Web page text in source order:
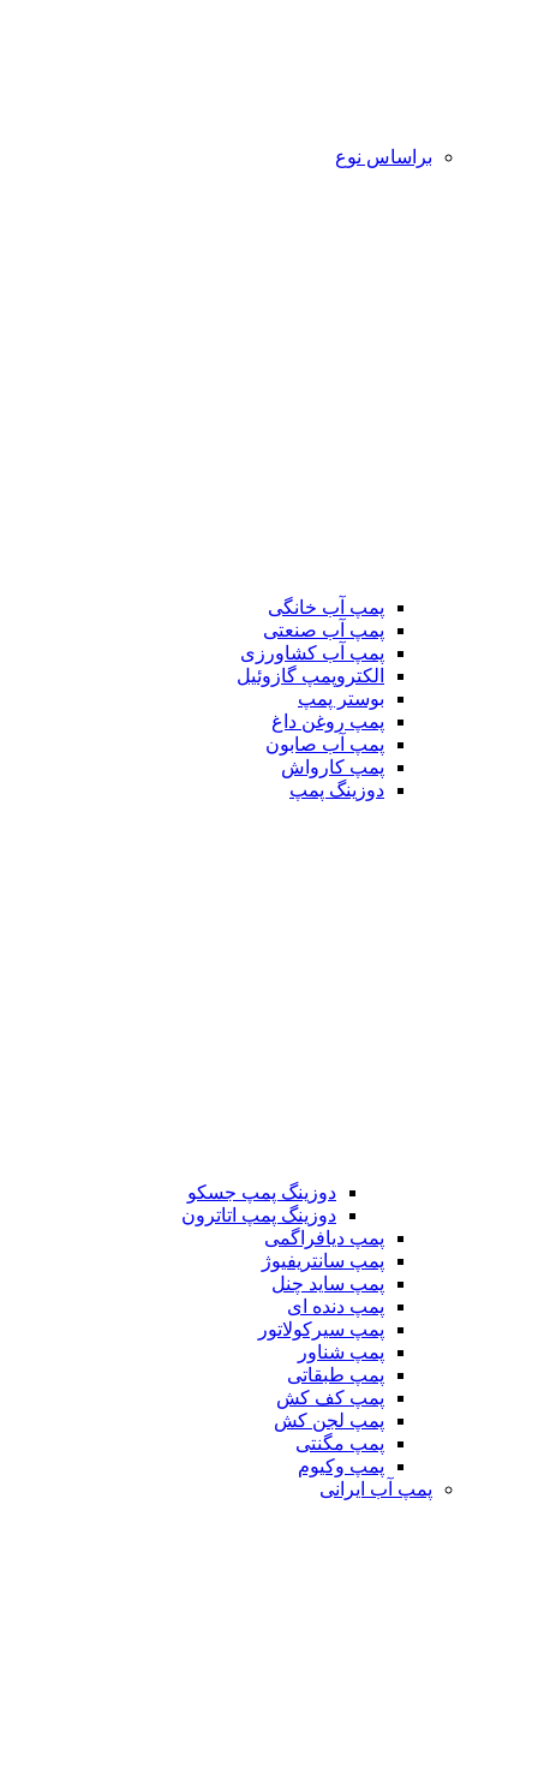
براساس نوع
پمپ آب خانگی
پمپ آب صنعتی
پمپ آب کشاورزی
الکتروپمپ گازوئیل
بوستر پمپ
پمپ روغن داغ
پمپ آب صابون
پمپ کارواش
دوزینگ پمپ
دوزینگ پمپ جسکو
دوزینگ پمپ اتاترون
پمپ دیافراگمی
پمپ سانتریفیوژ
پمپ ساید چنل
پمپ دنده ای
پمپ سیرکولاتور
پمپ شناور
پمپ طبقاتی
پمپ کف کش
پمپ لجن کش
پمپ مگنتی
پمپ وکیوم
پمپ آب ایرانی